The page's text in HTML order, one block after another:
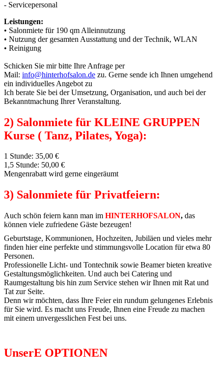
- Servicepersonal
Leistungen:
• Salonmiete für 190 qm Alleinnutzung
• Nutzung der gesamten Ausstattung und der Technik, WLAN
• Reinigung
Schicken Sie mir bitte Ihre Anfrage per
Mail: info@hinterhofsalon.de zu. Gerne sende ich Ihnen umgehend
ein individuelles Angebot zu
Ich berate Sie bei der Umsetzung, Organisation, und auch bei der
Bekanntmachung Ihrer Veranstaltung.
2) Salonmiete für KLEINE GRUPPEN
Kurse ( Tanz, Pilates, Yoga):
1 Stunde: 35,00 €
1,5 Stunde: 50,00 €
Mengenrabatt wird gerne eingeräumt
3) Salonmiete für Privatfeiern:
Auch schön feiern kann man im HINTERHOFSALON, das
können viele zufriedene Gäste bezeugen!
Geburtstage, Kommunionen, Hochzeiten, Jubiläen und vieles mehr
finden hier eine perfekte und stimmungsvolle Location für etwa 80
Personen.
Professionelle Licht- und Tontechnik sowie Beamer bieten kreative
Gestaltungsmöglichkeiten. Und auch bei Catering und
Raumgestaltung bis hin zum Service stehen wir Ihnen mit Rat und
Tat zur Seite.
Denn wir möchten, dass Ihre Feier ein rundum gelungenes Erlebnis
für Sie wird. Es macht uns Freude, Ihnen eine Freude zu machen
mit einem unvergesslichen Fest bei uns.
UnserE OPTIONEN